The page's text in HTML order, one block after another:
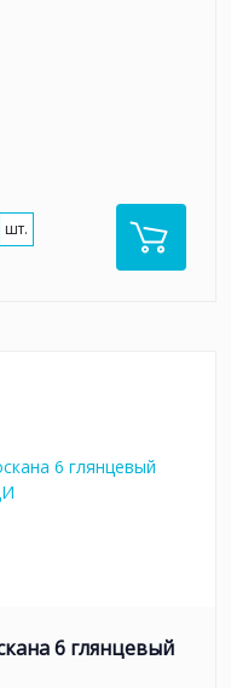
шт.
6 глянцевый